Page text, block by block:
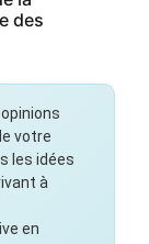
des
votre
les idées
à
en